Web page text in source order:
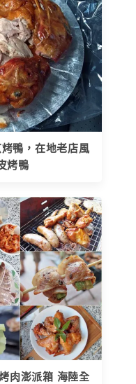
鴨，在地老店風
烤鴨
肉澎派箱 海陸全